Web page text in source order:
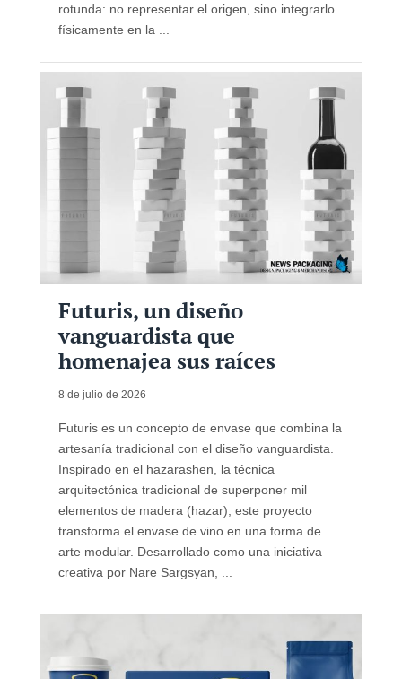
rotunda: no representar el origen, sino integrarlo
físicamente en la ...
Futuris, un diseño
vanguardista que
homenajea sus raíces
8 de julio de 2026
Futuris es un concepto de envase que combina la
artesanía tradicional con el diseño vanguardista.
Inspirado en el hazarashen, la técnica
arquitectónica tradicional de superponer mil
elementos de madera (hazar), este proyecto
transforma el envase de vino en una forma de
arte modular. Desarrollado como una iniciativa
creativa por Nare Sargsyan, ...